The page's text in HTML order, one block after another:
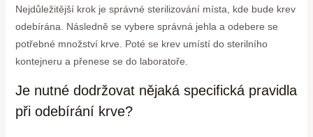
Nejdůležitější krok je správné sterilizování místa, kde bude krev
odebírána. Následně se vybere správná jehla a odebere se
potřebné množství krve. Poté se krev umístí do sterilního
kontejneru a přenese se do laboratoře.
Je nutné dodržovat nějaká specifická pravidla
při odebírání krve?